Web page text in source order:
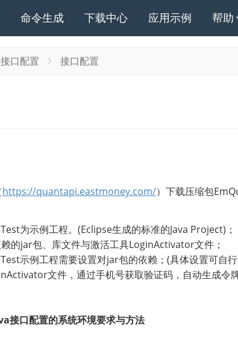
命令生成 下载中心 应用示例 帮助
接口配置 接口配置